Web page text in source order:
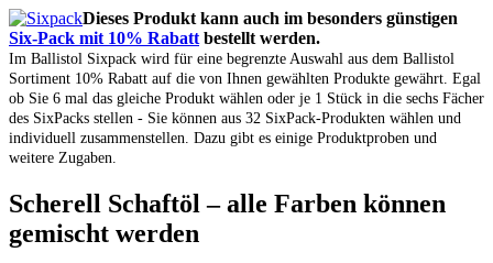
Dieses Produkt kann auch im besonders günstigen
Six-Pack mit 10% Rabatt bestellt werden.
Im Ballistol Sixpack wird für eine begrenzte Auswahl aus dem Ballistol
Sortiment 10% Rabatt auf die von Ihnen gewählten Produkte gewährt. Egal
ob Sie 6 mal das gleiche Produkt wählen oder je 1 Stück in die sechs Fächer
des SixPacks stellen - Sie können aus 32 SixPack-Produkten wählen und
individuell zusammenstellen. Dazu gibt es einige Produktproben und
weitere Zugaben.
Scherell Schaftöl – alle Farben können
gemischt werden